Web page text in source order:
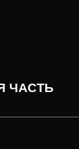
ЧАСТЬ